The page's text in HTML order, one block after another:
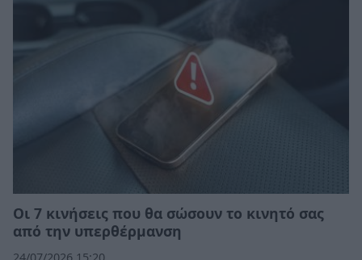
Οι 7 κινήσεις που θα σώσουν το κινητό σας
από την υπερθέρμανση